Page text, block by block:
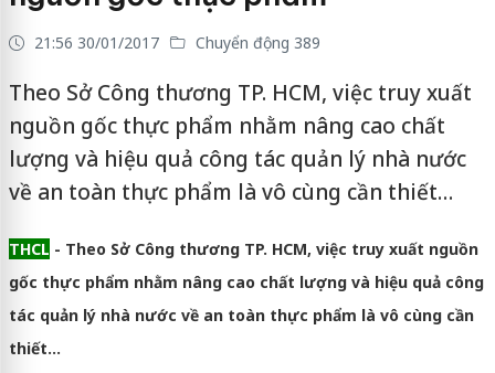
21:56 30/01/2017 Chuyển động 389
Theo Sở Công thương TP. HCM, việc truy xuất
nguồn gốc thực phẩm nhằm nâng cao chất
lượng và hiệu quả công tác quản lý nhà nước
về an toàn thực phẩm là vô cùng cần thiết…
THCL - Theo Sở Công thương TP. HCM, việc truy xuất nguồn
gốc thực phẩm nhằm nâng cao chất lượng và hiệu quả công
tác quản lý nhà nước về an toàn thực phẩm là vô cùng cần
thiết…